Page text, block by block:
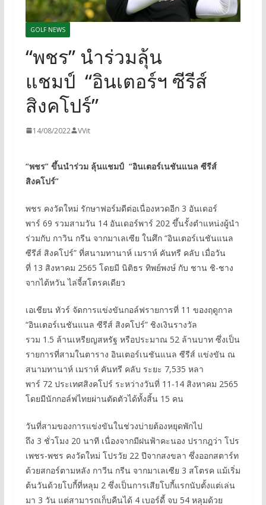
GOLF NEWS
“พชร” นำร่วมลุ้น
แชมป์ “อินเตอร์ฯ ซีรีส์
สิงคโปร์”
14/08/2022 VVit
“พชร” ขึ้นนำร่วม ลุ้นแชมป์ “อินเตอร์เนชันแนล ซีรีส์
สิงคโปร์”
พชร คงวัดใหม่ รักษาฟอร์มดีต่อเนื่องหวดอีก 3 อันเดอร์
พาร์ 69 รวมสามวัน 14 อันเดอร์พาร์ 202 ขึ้นรั้งตำแหน่งผู้นำ
ร่วมกับ กาวิน กรีน จากมาเลเซีย ในศึก “อินเตอร์เนชันแนล
ซีรีส์ สิงคโปร์” ที่สนามทานาห์ เมราห์ คันทรี คลับ เมื่อวัน
ที่ 13 สิงหาคม 2565 โดยมี นิติธร ทิพย์พงษ์ กับ ชาน ชิ-ชาง
จากไต้หวัน ไล่จี้สโตรคเดียว
เอเชียน ทัวร์ จัดการแข่งขันกอล์ฟรายการที่ 11 ของฤดูกาล
“อินเตอร์เนชันแนล ซีรีส์ สิงคโปร์” ชิงเงินรางวัล
รวม 1.5 ล้านเหรียญสหรัฐ หรือประมาณ 52 ล้านบาท ซึ่งเป็น
รายการที่สามในตาราง อินเตอร์เนชันแนล ซีรีส์ แข่งขัน ณ
สนามทานาห์ เมราห์ คันทรี คลับ ระยะ 7,535 หลา
พาร์ 72 ประเทศสิงคโปร์ ระหว่างวันที่ 11-14 สิงหาคม 2565
โดยมีนักกอล์ฟไทยผ่านตัดตัวได้ทั้งสิ้น 15 คน
วันที่สามของการแข่งขันในช่วงบ่ายต้องหยุดพักไป
ถึง 3 ชั่วโมง 20 นาที เนื่องจากมีฝนฟ้าคะนอง ปรากฎว่า โปร
เพชร-พชร คงวัดใหม่ โปรวัย 22 ปีจากสงขลา ซึ่งออกสตาร์ท
ด้วยสกอร์ตามหลัง กาวีน กรีน จากมาเลเซีย 3 สโตรค แม้เริ่ม
ต้นวันด้วยโบกี้ที่หลุม 2 ซึ่งเป็นการเสียโบกี้แรกนับตั้งแต่เล่น
มา 3 วัน แต่สามารถเก็บคืนได้ 4 เบอร์ดี้ จบ 54 หลุมด้วย